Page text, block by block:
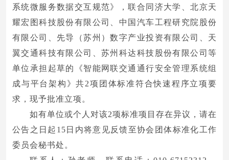
系统微服务数据交互规范》，联合同济大学、北京天
耀宏图科技股份有限公司、中国汽车工程研究院股份
有限公司、先导（苏州）数字产业投资有限公司、天
翼交通科技有限公司、苏州科达科技股份有限公司等
单位承担起草的《智能网联交通通行安全管理系统组
成与平台架构》共2项团体标准符合快速程序立项要
求，现予批准立项。
如有单位或个人对该2项标准项目存在异议，请在
公告之日起15日内将意见反馈至协会团体标准化工作
委员会秘书处。